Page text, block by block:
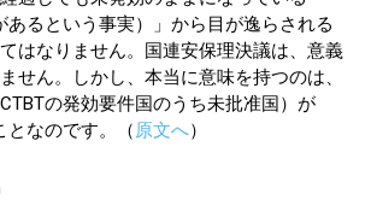
あるという事実）」から目が逸らされる
はなりません。国連安保理決議は、意義
せん。しかし、本当に意味を持つのは、
の発効要件国のうち未批准国）が
となのです。（原文へ）